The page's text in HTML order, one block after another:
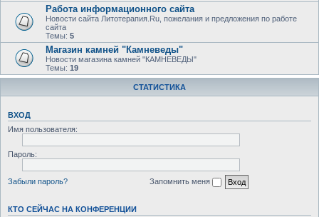
Работа информационного сайта
Новости сайта Литотерапия.Ru, пожелания и предложения по работе
сайта
Темы: 5
Магазин камней "Камневеды"
Новости магазина камней "КАМНЕВЕДЫ"
Темы: 19
СТАТИСТИКА
ВХОД
Имя пользователя:
Пароль:
Забыли пароль? Запомнить меня
КТО СЕЙЧАС НА КОНФЕРЕНЦИИ